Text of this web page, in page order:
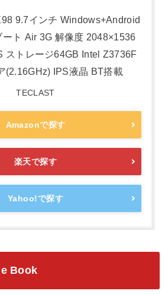
9.7インチ Windows+Android
ート Air 3G 解像度 2048×1536
ストレージ64GB Intel Z3736F
(2.16GHz) IPS液晶 BT搭載
TECLAST
Amazonで探す
楽天で探す
Yahoo!で探す
Book